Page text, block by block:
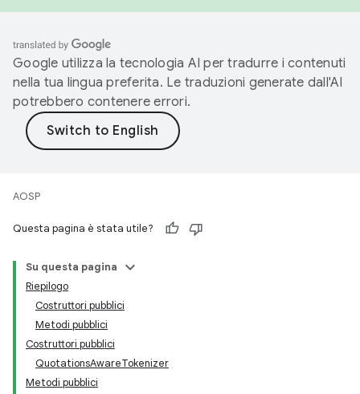
Google utilizza la tecnologia AI per tradurre i contenuti
nella tua lingua preferita. Le traduzioni generate dall'AI
potrebbero contenere errori.
AOSP
Questa pagina è stata utile?
Su questa pagina
Riepilogo
Costruttori pubblici
Metodi pubblici
Costruttori pubblici
QuotationsAwareTokenizer
Metodi pubblici